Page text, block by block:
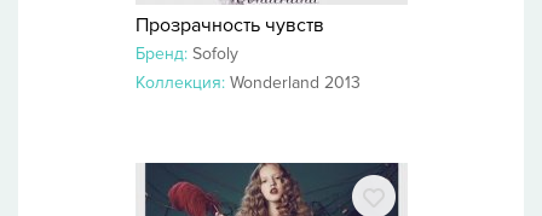
Прозрачность чувств
Бренд: Sofoly
Коллекция: Wonderland 2013